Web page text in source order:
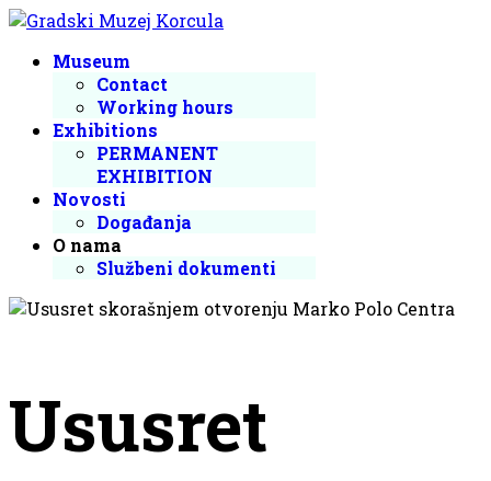
Museum
Contact
Working hours
Exhibitions
PERMANENT
EXHIBITION
Novosti
Događanja
O nama
Službeni dokumenti
Ususret